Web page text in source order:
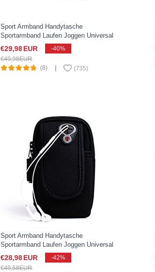
Sport Armband Handytasche
Sportarmband Laufen Joggen Universal
G04 für Google Pixel 3 XL Schwarz
€29,98EUR
-40%
€49,98EUR
(8)
(735)
Sport Armband Handytasche
Sportarmband Laufen Joggen Universal
A04 für Google Pixel 3 XL Schwarz
€28,98EUR
-42%
€49,58EUR